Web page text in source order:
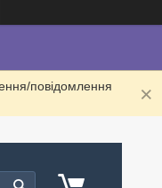
повідомлення